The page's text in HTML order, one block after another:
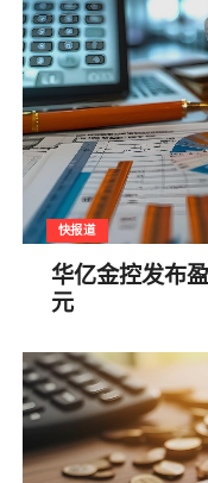
快报道
华亿金控发布
元